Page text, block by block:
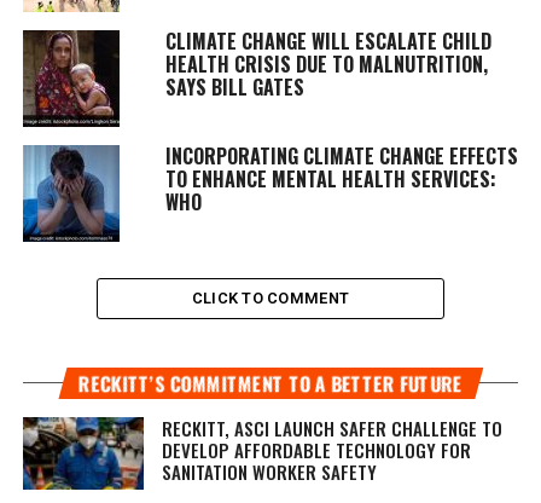
CLIMATE CHANGE WILL ESCALATE CHILD
HEALTH CRISIS DUE TO MALNUTRITION,
SAYS BILL GATES
INCORPORATING CLIMATE CHANGE EFFECTS
TO ENHANCE MENTAL HEALTH SERVICES:
WHO
CLICK TO COMMENT
RECKITT’S COMMITMENT TO A BETTER FUTURE
RECKITT, ASCI LAUNCH SAFER CHALLENGE TO
DEVELOP AFFORDABLE TECHNOLOGY FOR
SANITATION WORKER SAFETY